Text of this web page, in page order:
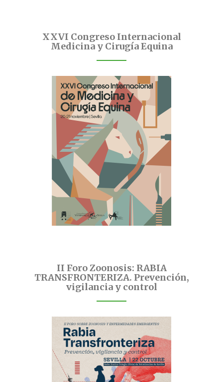
XXVI Congreso Internacional
Medicina y Cirugía Equina
II Foro Zoonosis: RABIA
TRANSFRONTERIZA. Prevención,
vigilancia y control